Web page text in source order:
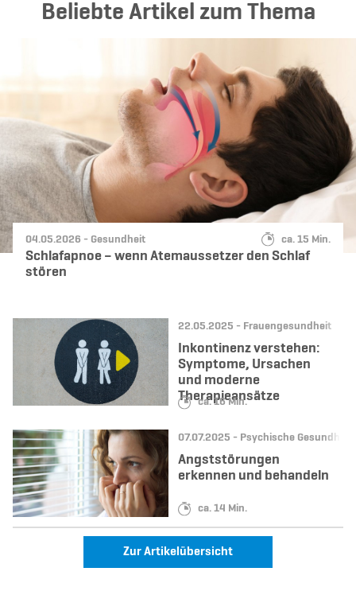
Beliebte Artikel zum Thema
Datum:
04.05.2026 - Kategorie:
Gesundheit Lesedauer:
ca. 15 Min.
Schlafapnoe – wenn Atemaussetzer den Schlaf
stören
Datum:
22.05.2025 - Kategorie:
Frauengesundheit
Lesedauer:
ca. 16 Min.
Inkontinenz verstehen:
Symptome, Ursachen
und moderne
Therapieansätze
Datum:
07.07.2025 - Kategorie:
Psychische Gesundheit
Lesedauer:
ca. 14 Min.
Angststörungen
erkennen und behandeln
Zur Artikelübersicht